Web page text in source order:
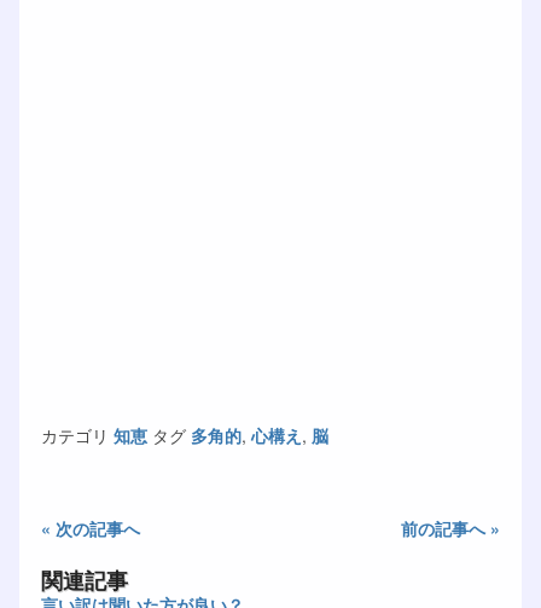
カテゴリ 知恵 タグ 多角的, 心構え , 脳
« 次の記事へ 前の記事へ »
関連記事